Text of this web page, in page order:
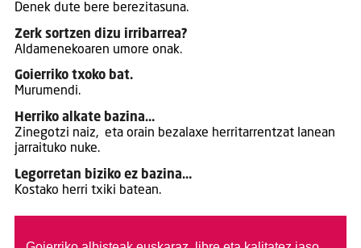
Denek dute bere berezitasuna.
Zerk sortzen dizu irribarrea?
Aldamenekoaren umore onak.
Goierriko txoko bat.
Murumendi.
Herriko alkate bazina…
Zinegotzi naiz, eta orain bezalaxe herritarrentzat lanean
jarraituko nuke.
Legorretan biziko ez bazina…
Kostako herri txiki batean.